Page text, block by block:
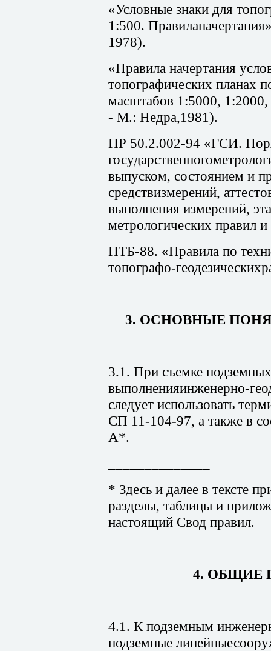
«Условные знаки для
1:500.
1978).
«Правила начертания
топографических планах
масштабов 1:5000,
- М.: Недра,1981).
ПР 50.2.002-94 «ГСИ.
выпуском, состоянием и
средствизмерений,
выполнения измерений,
метрологических правил
ПТБ-88. «Правила по
топографо-
3. ОСНОВНЫЕ
3.1. При съемке
выполненияинженерно-
следует использовать
СП 11-104-97, а также в
А*.
* Здесь и далее в тексте
разделы, таблицы и
настоящий Свод правил.
4. ОБЩИЕ
4.1. К подземным
подземные